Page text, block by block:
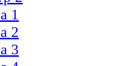
1
2
3